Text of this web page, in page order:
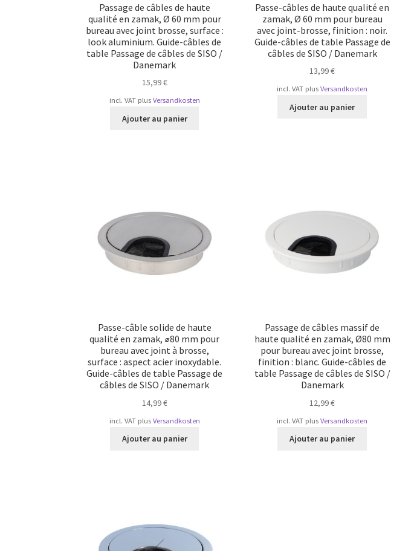
Passage de câbles de haute
qualité en zamak, Ø 60 mm pour
bureau avec joint brosse, surface :
look aluminium. Guide-câbles de
table Passage de câbles de SISO /
Danemark
15,99€
incl. VAT plus Versandkosten
Ajouter au panier
Passe-câbles de haute qualité en
zamak, Ø 60 mm pour bureau
avec joint-brosse, finition : noir.
Guide-câbles de table Passage de
câbles de SISO / Danemark
13,99€
incl. VAT plusVersandkosten
Ajouter au panier
Passe-câble solide de haute
qualité en zamak, ⌀80 mm pour
bureau avec joint à brosse,
surface : aspect acier inoxydable.
Guide-câbles de table Passage de
câbles de SISO / Danemark
14,99€
incl. VAT plus Versandkosten
Ajouter au panier
Passage de câbles massif de
haute qualité en zamak, Ø80 mm
pour bureau avec joint brosse,
finition : blanc. Guide-câbles de
table Passage de câbles de SISO /
Danemark
12,99€
incl. VAT plusVersandkosten
Ajouter au panier